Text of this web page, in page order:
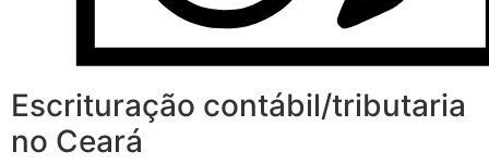
Escrituração contábil/tributaria
no Ceará